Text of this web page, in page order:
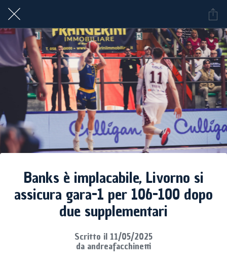
Banks è implacabile, Livorno si
assicura gara-1 per 106-100 dopo
due supplementari
Scritto il 11/05/2025
da andreafacchinetti